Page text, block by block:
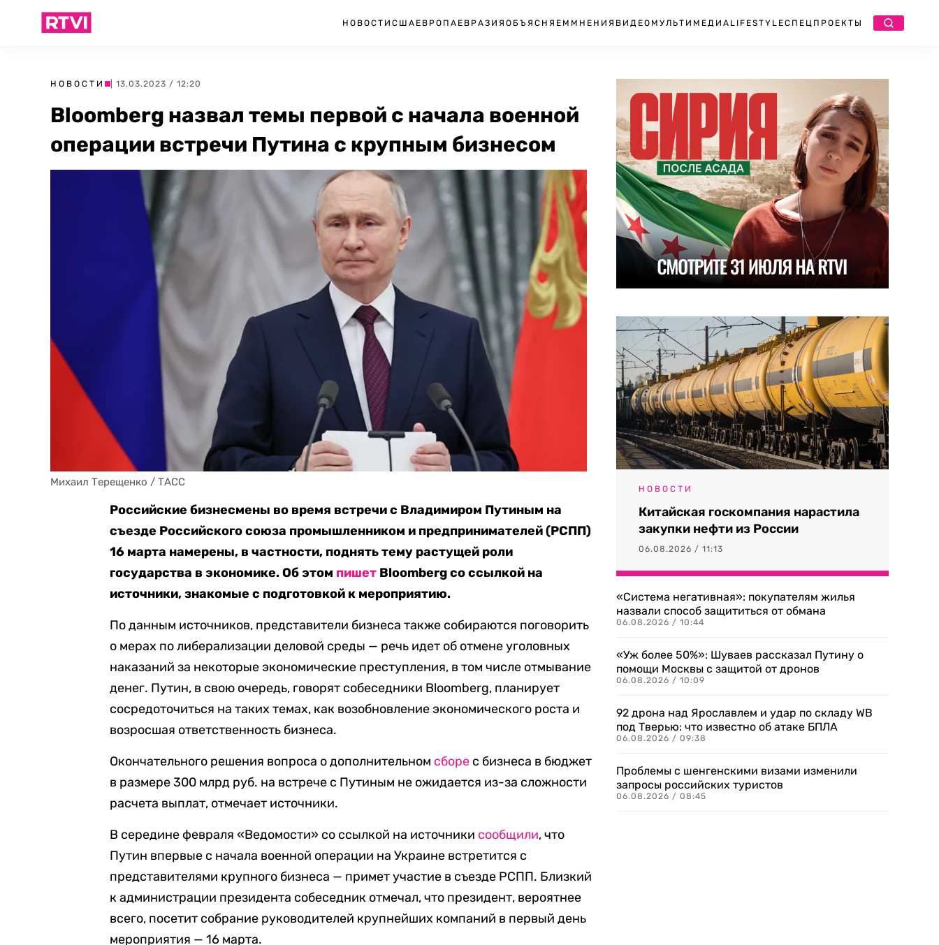
НОВОСТИ США ЕВРОПА ЕВРАЗИЯ ОБЪЯСНЯЕМ МНЕНИЯ ВИДЕО МУЛЬТИМЕДИА LIFESTYLEСПЕЦПРОЕКТЫ
НОВОСТИ | 13.03.2023 / 12:20
Bloomberg назвал темы первой с начала военной
операции встречи Путина с крупным бизнесом
Михаил Терещенко / ТАСС
Российские бизнесмены во время встречи с Владимиром Путиным на
съезде Российского союза промышленником и предпринимателей (РСПП)
16 марта намерены, в частности, поднять тему растущей роли
государства в экономике.Об этом пишет Bloomberg со ссылкой на
источники, знакомые с подготовкой к мероприятию.
По данным источников, представители бизнеса также собираются поговорить
о мерах по либерализации деловой среды — речь идет об отмене уголовных
наказаний за некоторые экономические преступления, в том числе отмывание
денег. Путин, в свою очередь, говорят собеседники Bloomberg, планирует
сосредоточиться на таких темах, как возобновление экономического роста и
возросшая ответственность бизнеса.
Окончательного решения вопроса о дополнительном сборе с бизнеса в бюджет
в размере 300 млрд руб. на встрече с Путиным не ожидается из-за сложности
расчета выплат, отмечает источники.
В середине февраля «Ведомости» со ссылкой на источники сообщили, что
Путин впервые с начала военной операции на Украине встретится с
представителями крупного бизнеса — примет участие в съезде РСПП. Близкий
к администрации президента собеседник отмечал, что президент, вероятнее
всего, посетит собрание руководителей крупнейших компаний в первый день
мероприятия — 16 марта.
НОВОСТИ
Китайская госкомпания нарастила
закупки нефти из России
06.08.2026 / 11:13
«Система негативная»: покупателям жилья
назвали способ защититься от обмана
06.08.2026 / 10:44
«Уж более 50%»: Шуваев рассказал Путину о
помощи Москвы с защитой от дронов
06.08.2026 / 10:09
92 дрона над Ярославлем и удар по складу WB
под Тверью: что известно об атаке БПЛА
06.08.2026 / 09:38
Проблемы с шенгенскими визами изменили
запросы российских туристов
06.08.2026 / 08:45